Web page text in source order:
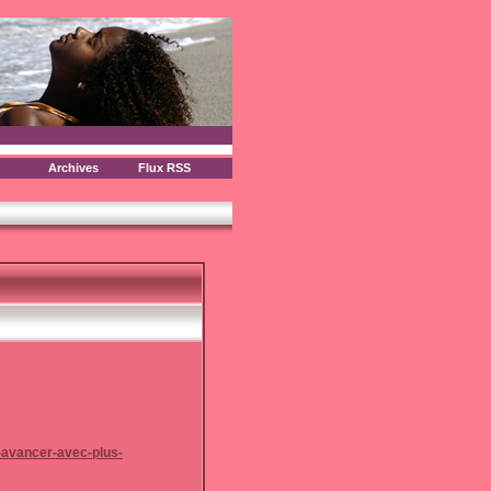
Archives Flux RSS
avec-plus-